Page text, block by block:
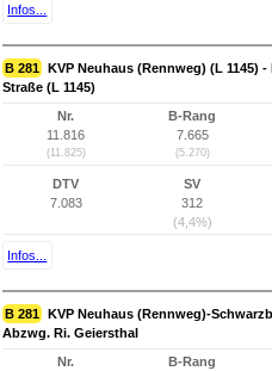
Infos...
B 281 KVP Neuhaus (Rennweg) (L 1145)
Straße (L 1145)
Nr.
11.816
(11.825)
B-Rang
7.665
(5.270)
DTV
7.083
SV
312
(4,4%)
Infos...
B 281 KVP Neuhaus (Rennweg)-
Abzwg. Ri. Geiersthal
Nr.
B-Rang